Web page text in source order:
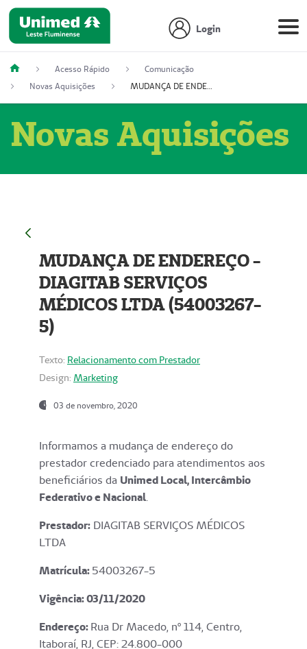
Login
Acesso Rápido
Comunicação
Novas Aquisições
MUDANÇA DE ENDEREÇO - DIAGITAB SERVIÇOS MÉDICOS LTDA (54003267-5)
Novas Aquisições
MUDANÇA DE ENDEREÇO -
DIAGITAB SERVIÇOS
MÉDICOS LTDA (54003267-
5)
Texto: Relacionamento com Prestador
Design: Marketing
03 de novembro, 2020
Informamos a mudança de endereço do
prestador credenciado para atendimentos aos
beneficiários da Unimed Local, Intercâmbio
Federativo e Nacional.
Prestador: DIAGITAB SERVIÇOS MÉDICOS
LTDA
Matrícula:54003267-5
Vigência: 03/11/2020
Endereço:Rua Dr Macedo, nº 114, Centro,
Itaboraí, RJ, CEP: 24.800-000